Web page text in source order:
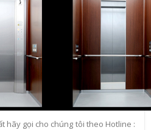
hãy gọi cho chúng tôi theo Hotline :